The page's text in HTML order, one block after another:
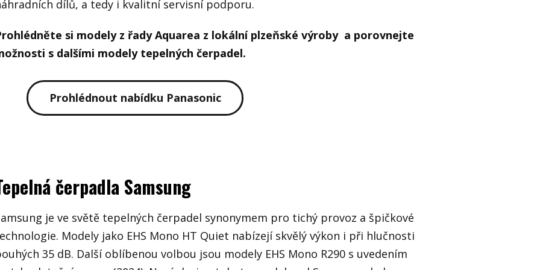
dílů, a tedy i kvalitní servisní podporu.
si modely z řady Aquarea z lokální plzeňské výroby a porovnejte
s dalšími modely tepelných čerpadel.
Prohlédnout nabídku Panasonic
čerpadla Samsung
je ve světě tepelných čerpadel synonymem pro tichý provoz a špičkové
Modely jako EHS Mono HT Quiet nabízejí skvělý výkon i při hlučnosti
35 dB. Další oblíbenou volbou jsou modely EHS Mono R290 s uvedením